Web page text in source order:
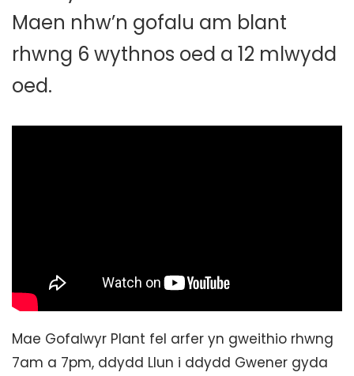
Maen nhw’n gofalu am blant
rhwng 6 wythnos oed a 12 mlwydd
oed.
Mae Gofalwyr Plant fel arfer yn gweithio rhwng
7am a 7pm, ddydd Llun i ddydd Gwener gyda